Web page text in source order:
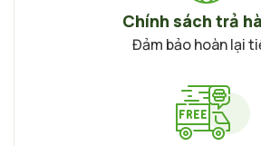
Chính sách trả
Đảm bảo hoàn lại